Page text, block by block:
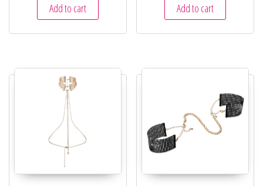
Add to cart Add to cart